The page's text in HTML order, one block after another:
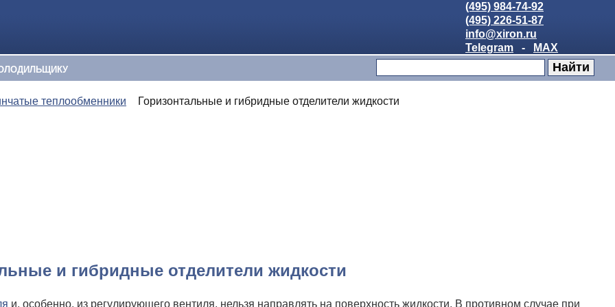
(495) 984-74-92
(495) 226-51-87
info@xiron.ru
Telegram
- MAX
теплообменники Горизонтальные и гибридные отделители жидкости
и гибридные отделители жидкости
и, особенно, из регулирующего вентиля, нельзя направлять на поверхность жидкости. В противном случае при